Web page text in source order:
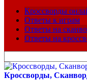
Кроссворды
Ответы к играм
Ответы на
Ответы на
для:
Кроссворды,